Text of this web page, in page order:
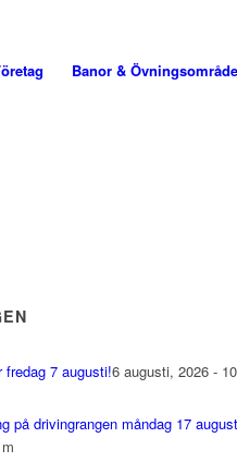
Banor &
fredag 7 augusti!6 augusti, 2026 -
på drivingrangen måndag 17